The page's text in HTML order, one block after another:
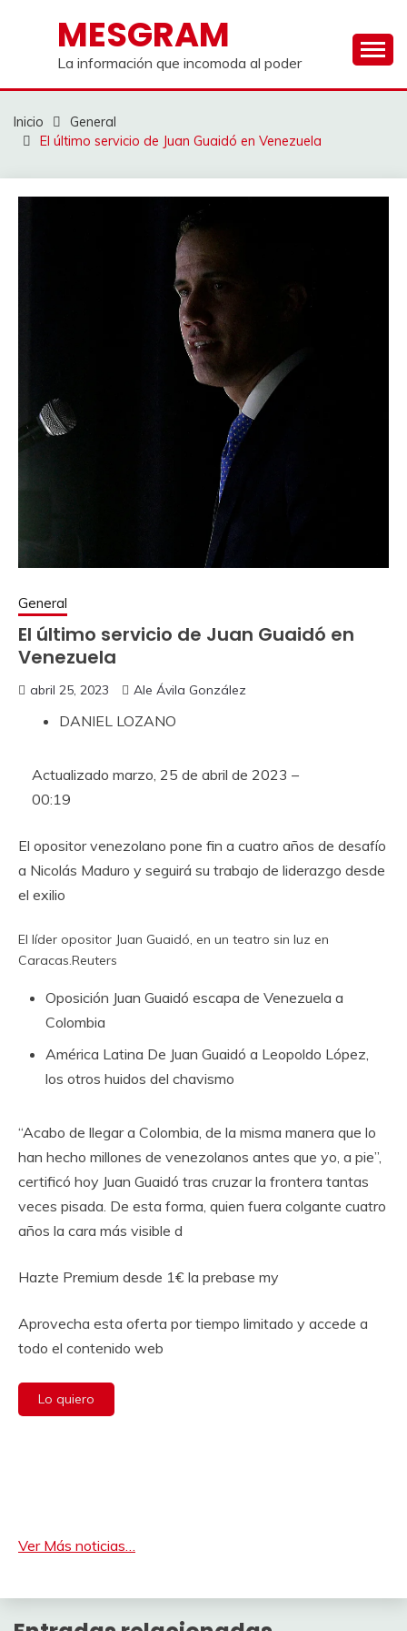
contenidoMESGRAM
La información que incomoda al poder
Inicio
General
El último servicio de Juan Guaidó en Venezuela
General
El último servicio de Juan Guaidó en
Venezuela
abril 25, 2023 Ale Ávila González
DANIEL LOZANO
Actualizado marzo, 25 de abril de 2023 –
00:19
El opositor venezolano pone fin a cuatro años de desafío
a Nicolás Maduro y seguirá su trabajo de liderazgo desde
el exilio
El líder opositor Juan Guaidó, en un teatro sin luz en
Caracas. Reuters
Oposición Juan Guaidó escapa de Venezuela a
Colombia
América Latina De Juan Guaidó a Leopoldo López,
los otros huidos del chavismo
“Acabo de llegar a Colombia, de la misma manera que lo
han hecho millones de venezolanos antes que yo, a pie”,
certificó hoy Juan Guaidó tras cruzar la frontera tantas
veces pisada. De esta forma, quien fuera colgante cuatro
años la cara más visible d
Hazte Premium desde 1€ la prebase my
Aprovecha esta oferta por tiempo limitado y accede a
todo el contenido web
Lo quiero
Ver Más noticias…